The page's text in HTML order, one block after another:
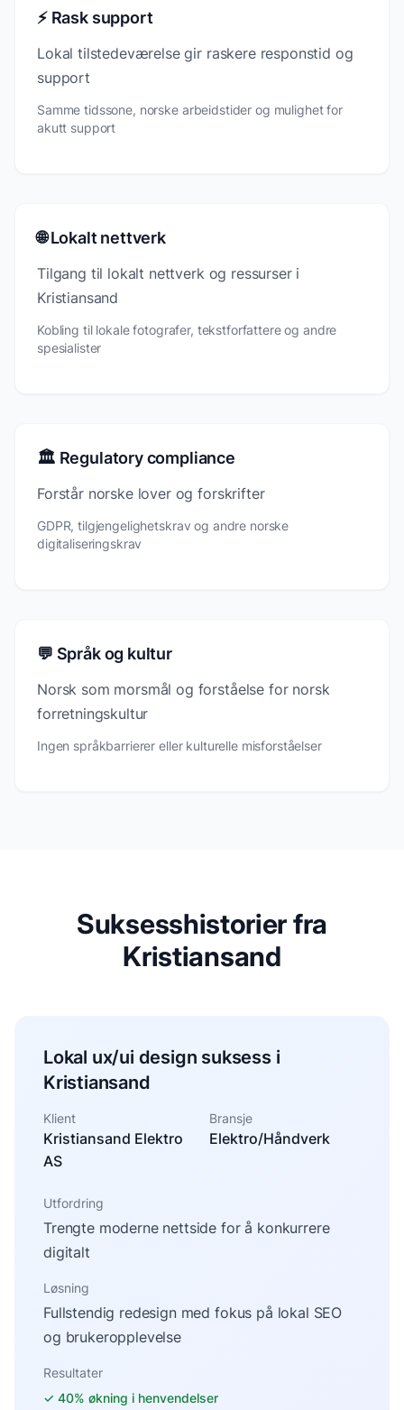
⚡ Rask support
Lokal tilstedeværelse gir raskere responstid og
support
Samme tidssone, norske arbeidstider og mulighet for
akutt support
🌐 Lokalt nettverk
Tilgang til lokalt nettverk og ressurser i
Kristiansand
Kobling til lokale fotografer, tekstforfattere og andre
spesialister
🏛️ Regulatory compliance
Forstår norske lover og forskrifter
GDPR, tilgjengelighetskrav og andre norske
digitaliseringskrav
💬 Språk og kultur
Norsk som morsmål og forståelse for norsk
forretningskultur
Ingen språkbarrierer eller kulturelle misforståelser
Suksesshistorier fra
Kristiansand
Lokal ux/ui design suksess i
Kristiansand
Klient
Kristiansand Elektro
AS
Bransje
Elektro/Håndverk
Utfordring
Trengte moderne nettside for å konkurrere
digitalt
Løsning
Fullstendig redesign med fokus på lokal SEO
og brukeropplevelse
Resultater
✓ 40% økning i henvendelser